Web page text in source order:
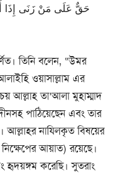
حَقٌّ عَلَى مَنْ زَنَى إِذَا
তিনি বলেন, “উমর
ওয়াসাল্লাম এর
আল্লাহ তা’আলা মুহাম্মাদ
পাঠিয়েছেন এবং তার
নাযিলকৃত বিষয়ের
হৃদয়ঙ্গম করেছি। সুতরাং